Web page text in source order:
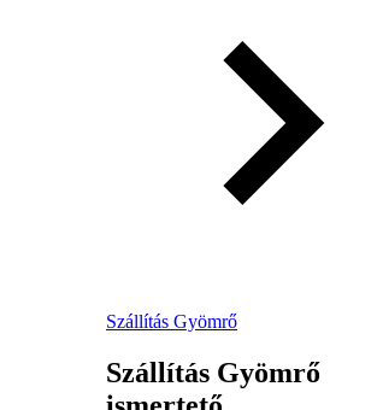
Szállítás Gyömrő
Szállítás Gyömrő